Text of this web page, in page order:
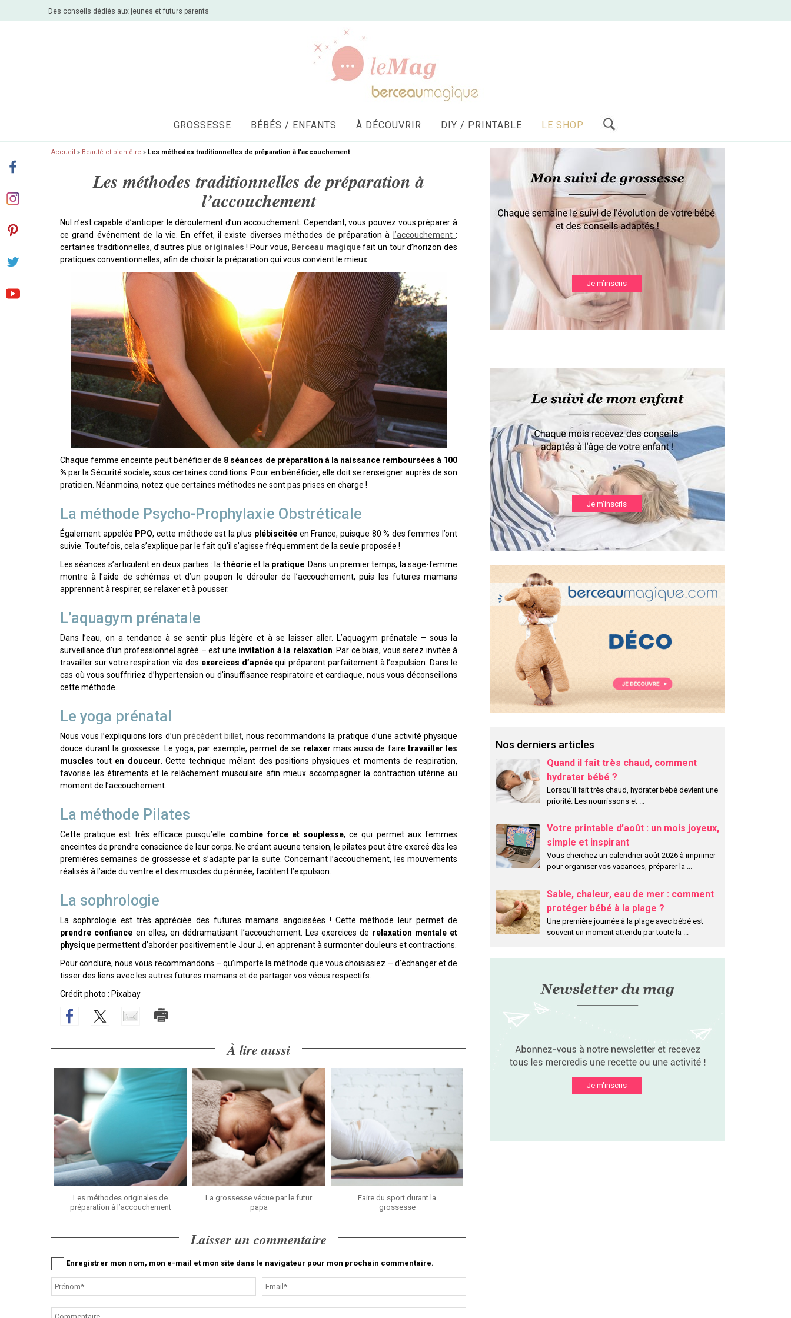
Des conseils dédiés aux jeunes et futurs parents
GROSSESSE BÉBÉS / ENFANTS À DÉCOUVRIR DIY / PRINTABLE LE SHOP
Accueil » Beauté et bien-être » Les méthodes traditionnelles de préparation à l’accouchement
Les méthodes traditionnelles de préparation à
l’accouchement
Nul n’est capable d’anticiper le déroulement d’un accouchement. Cependant, vous pouvez vous préparer à
ce grand événement de la vie. En effet, il existe diverses méthodes de préparation à
l’accouchement :
certaines traditionnelles, d’autres plus originales ! Pour vous, Berceau magiquefait un tour d’horizon des
pratiques conventionnelles, afin de choisir la préparation qui vous convient le mieux.
Chaque femme enceinte peut bénéficier de 8 séances de préparation à la naissance remboursées à 100
% par la Sécurité sociale, sous certaines conditions. Pour en bénéficier, elle doit se renseigner auprès de son
praticien. Néanmoins, notez que certaines méthodes ne sont pas prises en charge !
La méthode Psycho-Prophylaxie Obstréticale
Également appelée PPO, cette méthode est la plus plébiscitée en France, puisque 80 % des femmes l’ont
suivie. Toutefois, cela s’explique par le fait qu’il s’agisse fréquemment de la seule proposée !
Les séances s’articulent en deux parties : la théorieet la pratique. Dans un premier temps, la sage-femme
montre à l’aide de schémas et d’un poupon le dérouler de l’accouchement, puis les futures mamans
apprennent à respirer, se relaxer et à pousser.
L’aquagym prénatale
Dans l’eau, on a tendance à se sentir plus légère et à se laisser aller. L’aquagym prénatale – sous la
surveillance d’un professionnel agréé – est une invitation à la relaxation . Par ce biais, vous serez invitée à
travailler sur votre respiration via des exercices d’apnéequi préparent parfaitement à l’expulsion. Dans le
cas où vous souffririez d’hypertension ou d’insuffisance respiratoire et cardiaque, nous vous déconseillons
cette méthode.
Le yoga prénatal
Nous vous l’expliquions lors d’un précédent billet, nous recommandons la pratique d’une activité physique
douce durant la grossesse. Le yoga, par exemple, permet de se relaxer mais aussi de faire travailler les
muscles tout en douceur . Cette technique mêlant des positions physiques et moments de respiration,
favorise les étirements et le relâchement musculaire afin mieux accompagner la contraction utérine au
moment de l’accouchement.
La méthode Pilates
Cette pratique est très efficace puisqu’elle combine force et souplesse, ce qui permet aux femmes
enceintes de prendre conscience de leur corps. Ne créant aucune tension, le pilates peut être exercé dès les
premières semaines de grossesse et s’adapte par la suite. Concernant l’accouchement, les mouvements
réalisés à l’aide du ventre et des muscles du périnée, facilitent l’expulsion.
La sophrologie
La sophrologie est très appréciée des futures mamans angoissées ! Cette méthode leur permet de
prendre confiance en elles, en dédramatisant l’accouchement. Les exercices de relaxation mentale et
physiquepermettent d’aborder positivement le Jour J, en apprenant à surmonter douleurs et contractions.
Pour conclure, nous vous recommandons – qu’importe la méthode que vous choisissiez – d’échanger et de
tisser des liens avec les autres futures mamans et de partager vos vécus respectifs.
Crédit photo : Pixabay
À lire aussi
Les méthodes originales de
préparation à l’accouchement
La grossesse vécue par le futur
papa
Faire du sport durant la
grossesse
Laisser un commentaire
Enregistrer mon nom, mon e-mail et mon site dans le navigateur pour mon prochain commentaire.
Je m’inscris
Je m’inscris
Nos derniers articles
Quand il fait très chaud, comment
hydrater bébé ?
Lorsqu’il fait très chaud, hydrater bébé devient une
priorité. Les nourrissons et ...
Votre printable d’août : un mois joyeux,
simple et inspirant
Vous cherchez un calendrier août 2026 à imprimer
pour organiser vos vacances, préparer la ...
Sable, chaleur, eau de mer : comment
protéger bébé à la plage ?
Une première journée à la plage avec bébé est
souvent un moment attendu par toute la
Je m'inscris